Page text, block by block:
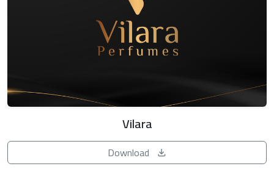
Vilara
Download